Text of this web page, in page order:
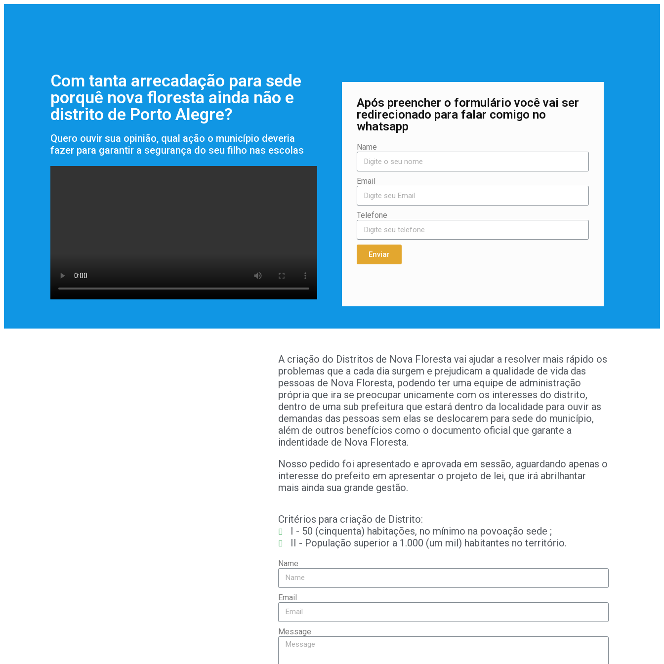
Com tanta arrecadação para sede
porquê nova floresta ainda não e
distrito de Porto Alegre?
Quero ouvir sua opinião, qual ação o município deveria
fazer para garantir a segurança do seu filho nas escolas
Após preencher o formulário você vai ser
redirecionado para falar comigo no
whatsapp
Name
Email
Telefone
Enviar
A criação do Distritos de Nova Floresta vai ajudar a resolver mais rápido os
problemas que a cada dia surgem e prejudicam a qualidade de vida das
pessoas de Nova Floresta, podendo ter uma equipe de administração
própria que ira se preocupar unicamente com os interesses do distrito,
dentro de uma sub prefeitura que estará dentro da localidade para ouvir as
demandas das pessoas sem elas se deslocarem para sede do município,
além de outros benefícios como o documento oficial que garante a
indentidade de Nova Floresta.
Nosso pedido foi apresentado e aprovada em sessão, aguardando apenas o
interesse do prefeito em apresentar o projeto de lei, que irá abrilhantar
mais ainda sua grande gestão.
Critérios para criação de Distrito:
I - 50 (cinquenta) habitações, no mínimo na povoação sede ;
II - População superior a 1.000 (um mil) habitantes no território.
Name
Email
Message